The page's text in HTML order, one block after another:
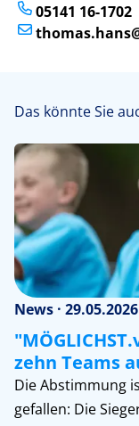
05141 16-1702
Das könnte Sie
News · 29.05.2026
zehn Teams
Die Abstimmung
gefallen: Die